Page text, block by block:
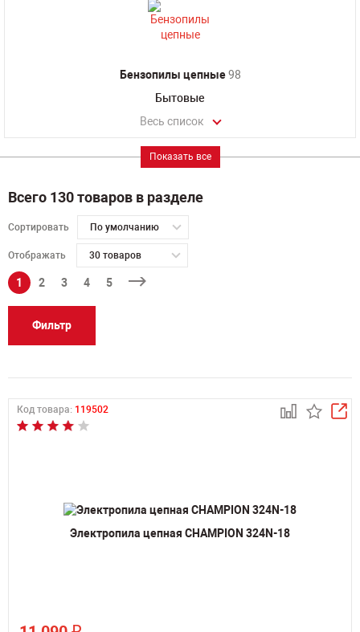
Бензопилы цепные98
Бытовые
Весь список
Показать все
Всего 130 товаров в разделе
Сортировать По умолчанию
Отображать 30 товаров
1 2 3 4 5
Фильтр
Код товара: 119502
Электропила цепная CHAMPION 324N-18